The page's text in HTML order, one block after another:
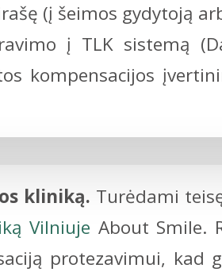
(į šeimos gydytoją
į TLK sistemą
kompensacijos
kliniką. Turėdami
Vilniuje About Smile.
protezavimui,